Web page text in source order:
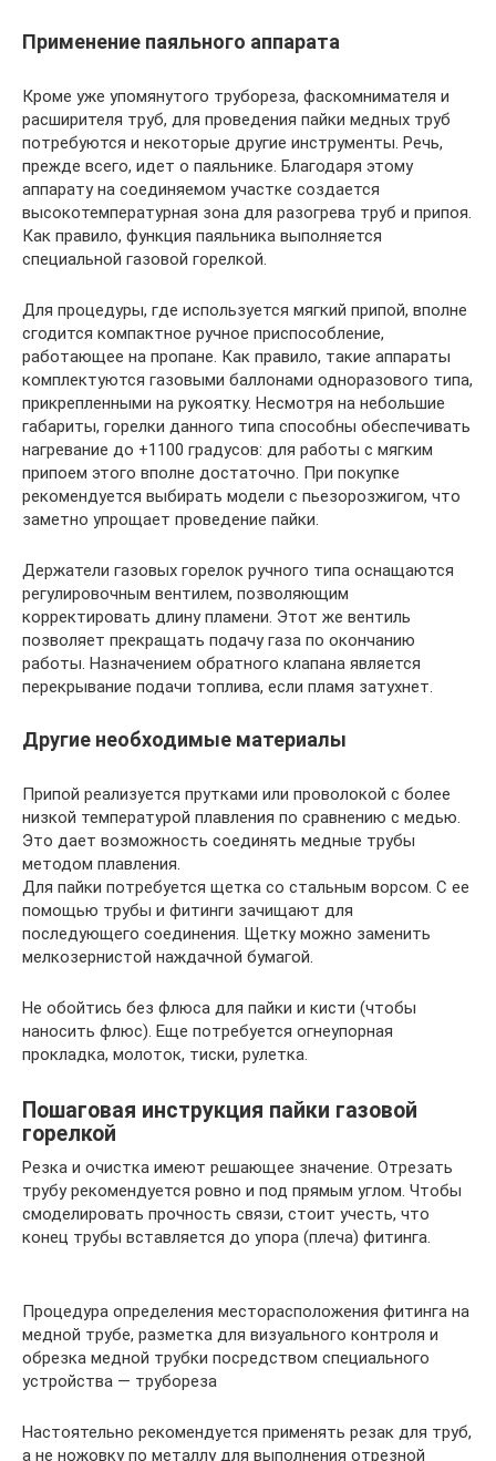
Применение паяльного аппарата
Кроме уже упомянутого трубореза, фаскомнимателя и
расширителя труб, для проведения пайки медных труб
потребуются и некоторые другие инструменты. Речь,
прежде всего, идет о паяльнике. Благодаря этому
аппарату на соединяемом участке создается
высокотемпературная зона для разогрева труб и припоя.
Как правило, функция паяльника выполняется
специальной газовой горелкой.
Для процедуры, где используется мягкий припой, вполне
сгодится компактное ручное приспособление,
работающее на пропане. Как правило, такие аппараты
комплектуются газовыми баллонами одноразового типа,
прикрепленными на рукоятку. Несмотря на небольшие
габариты, горелки данного типа способны обеспечивать
нагревание до +1100 градусов: для работы с мягким
припоем этого вполне достаточно. При покупке
рекомендуется выбирать модели с пьезорозжигом, что
заметно упрощает проведение пайки.
Держатели газовых горелок ручного типа оснащаются
регулировочным вентилем, позволяющим
корректировать длину пламени. Этот же вентиль
позволяет прекращать подачу газа по окончанию
работы. Назначением обратного клапана является
перекрывание подачи топлива, если пламя затухнет.
Другие необходимые материалы
Припой реализуется прутками или проволокой с более
низкой температурой плавления по сравнению с медью.
Это дает возможность соединять медные трубы
методом плавления.
Для пайки потребуется щетка со стальным ворсом. С ее
помощью трубы и фитинги зачищают для
последующего соединения. Щетку можно заменить
мелкозернистой наждачной бумагой.
Не обойтись без флюса для пайки и кисти (чтобы
наносить флюс). Еще потребуется огнеупорная
прокладка, молоток, тиски, рулетка.
Пошаговая инструкция пайки газовой
горелкой
Резка и очистка имеют решающее значение. Отрезать
трубу рекомендуется ровно и под прямым углом. Чтобы
смоделировать прочность связи, стоит учесть, что
конец трубы вставляется до упора (плеча) фитинга.
Процедура определения месторасположения фитинга на
медной трубе, разметка для визуального контроля и
обрезка медной трубки посредством специального
устройства — трубореза
Настоятельно рекомендуется применять резак для труб,
а не ножовку по металлу для выполнения отрезной